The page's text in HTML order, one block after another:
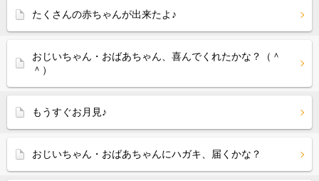
たくさんの赤ちゃんが出来たよ♪
おじいちゃん・おばあちゃん、喜んでくれたかな？（＾
＾）
もうすぐお月見♪
おじいちゃん・おばあちゃんにハガキ、届くかな？